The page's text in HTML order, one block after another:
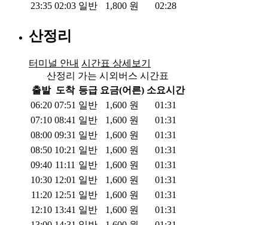
23:35 02:03 일반 1,800 원 02:28
산정리
터미널 안내 시간표 상세보기
산정리 가는 시외버스 시간표
출발 도착 등급 요금(어른) 소요시간
06:20 07:51 일반 1,600 원
01:31
07:10 08:41 일반 1,600 원
01:31
08:00 09:31 일반 1,600 원
01:31
08:50 10:21 일반 1,600 원
01:31
09:40 11:11 일반 1,600 원
01:31
10:30 12:01 일반 1,600 원
01:31
11:20 12:51 일반 1,600 원
01:31
12:10 13:41 일반 1,600 원
01:31